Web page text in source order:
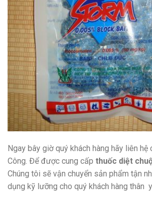
Ngay bây giờ quý khách hàng hãy liên hệ
Công. Để được cung cấp thuốc diệt
Chúng tôi sẽ vận chuyển sản phẩm tận
dụng kỹ lưỡng cho quý khách hàng thân